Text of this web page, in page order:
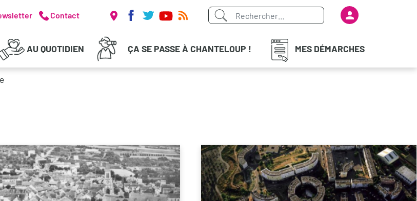
- Communication
Contact Réseaux sociaux
Menu du
AU QUOTIDIEN ÇA SE PASSE À CHANTELOUP ! MES DÉMARCHES